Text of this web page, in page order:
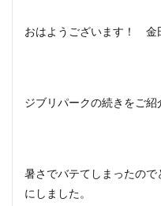
おはようございます！ 金
ジブリパークの続きをご紹
暑さでバテてしまったの
にしました。